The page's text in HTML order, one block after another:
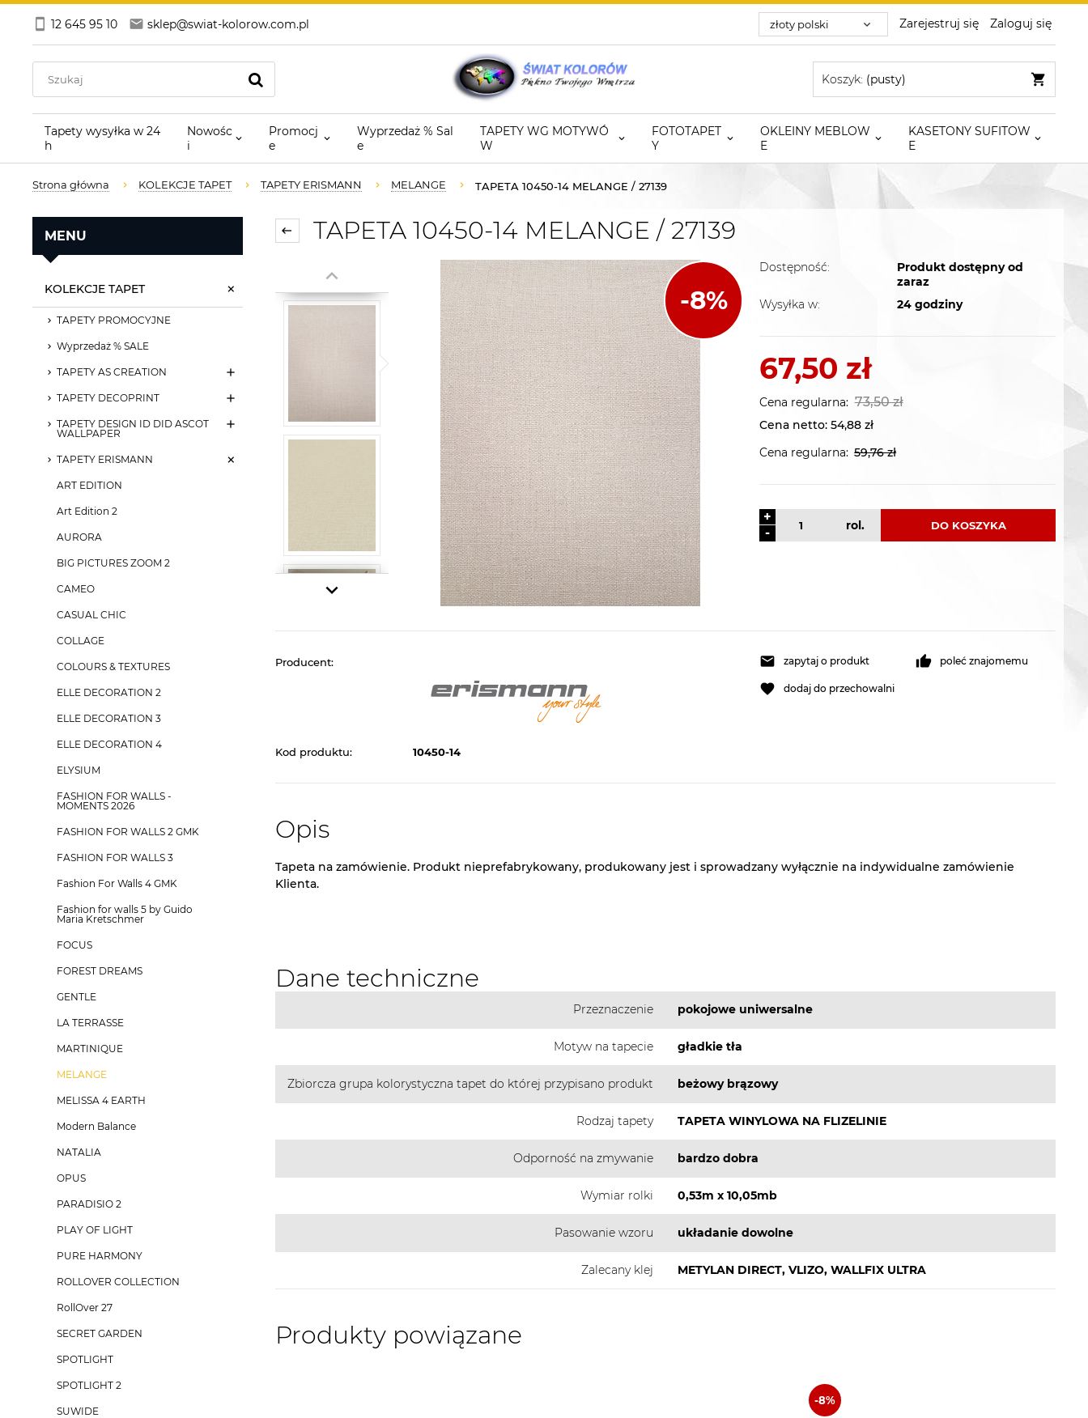
12 645 95 10 sklep@swiat-kolorow.com.pl Zarejestruj się Zaloguj się
Koszyk: (pusty)
Tapety wysyłka w 24
h
Nowośc
i
Promocj
e
Wyprzedaż % Sal
e
TAPETY WG MOTYWÓ
W
FOTOTAPET
Y
OKLEINY MEBLOW
E
KASETONY SUFITOW
E
Strona główna KOLEKCJE TAPET TAPETY ERISMANN MELANGE TAPETA 10450-14 MELANGE / 27139
MENU
KOLEKCJE TAPET
TAPETY PROMOCYJNE
Wyprzedaż % SALE
TAPETY AS CREATION
TAPETY DECOPRINT
TAPETY DESIGN ID DID ASCOT
WALLPAPER
TAPETY ERISMANN
ART EDITION
Art Edition 2
AURORA
BIG PICTURES ZOOM 2
CAMEO
CASUAL CHIC
COLLAGE
COLOURS & TEXTURES
ELLE DECORATION 2
ELLE DECORATION 3
ELLE DECORATION 4
ELYSIUM
FASHION FOR WALLS -
MOMENTS 2026
FASHION FOR WALLS 2 GMK
FASHION FOR WALLS 3
Fashion For Walls 4 GMK
Fashion for walls 5 by Guido
Maria Kretschmer
FOCUS
FOREST DREAMS
GENTLE
LA TERRASSE
MARTINIQUE
MELANGE
MELISSA 4 EARTH
Modern Balance
NATALIA
OPUS
PARADISIO 2
PLAY OF LIGHT
PURE HARMONY
ROLLOVER COLLECTION
RollOver 27
SECRET GARDEN
SPOTLIGHT
SPOTLIGHT 2
SUWIDE
TAPETA 10450-14 MELANGE / 27139
Dostępność:
Produkt dostępny od
zaraz
Wysyłka w:
24 godziny
67,50 zł
Cena regularna: 73,50 zł
Cena netto: 54,88 zł
Cena regularna: 59,76 zł
-
+
rol. DO KOSZYKA
Producent:
Kod produktu: 10450-14
zapytaj o produkt poleć znajomemu
dodaj do przechowalni
Opis
Tapeta na zamówienie. Produkt nieprefabrykowany, produkowany jest i sprowadzany wyłącznie na indywidualne zamówienie
Klienta.
Dane techniczne
Przeznaczenie pokojowe uniwersalne
Motyw na tapecie gładkie tła
Zbiorcza grupa kolorystyczna tapet do której przypisano produkt beżowy brązowy
Rodzaj tapety TAPETA WINYLOWA NA FLIZELINIE
Odporność na zmywanie bardzo dobra
Wymiar rolki 0,53m x 10,05mb
Pasowanie wzoru układanie dowolne
Zalecany klej METYLAN DIRECT, VLIZO, WALLFIX ULTRA
Produkty powiązane